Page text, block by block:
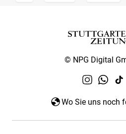
© NPG Digital
Wo Sie uns noch